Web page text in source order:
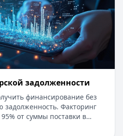
задолженности
финансирование без
задолженность. Факторинг
от суммы поставки в
за 24 часа,